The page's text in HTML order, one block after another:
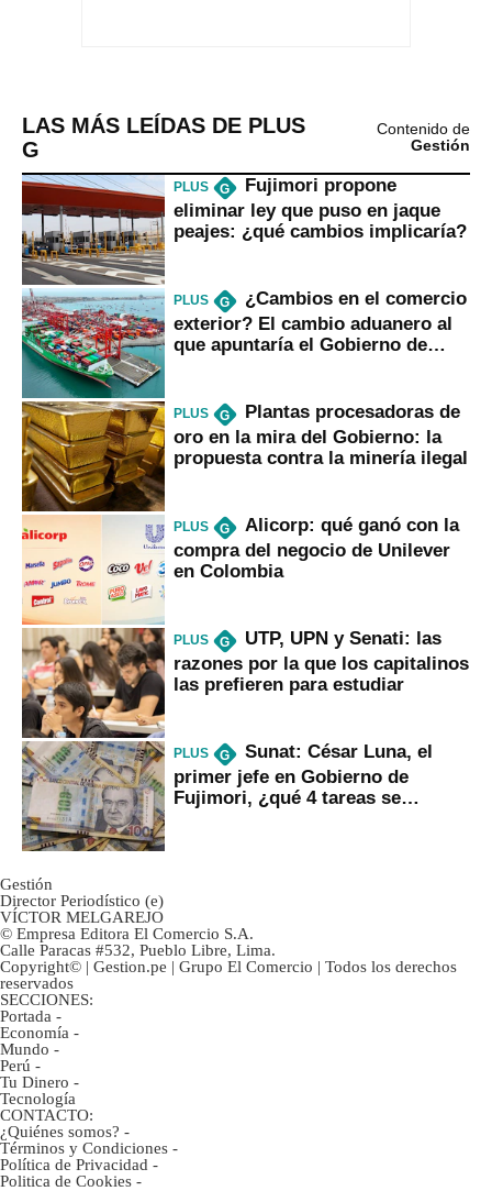
LAS MÁS LEÍDAS DE PLUS
G
Contenido de
Gestión
PLUS G
Fujimori propone
eliminar ley que puso en jaque
peajes: ¿qué cambios implicaría?
PLUS G
¿Cambios en el comercio
exterior? El cambio aduanero al
que apuntaría el Gobierno de
PLUS G
Plantas procesadoras de
oro en la mira del Gobierno: la
propuesta contra la minería ilegal
PLUS G
Alicorp: qué ganó con la
compra del negocio de Unilever
en Colombia
PLUS G
UTP, UPN y Senati: las
razones por la que los capitalinos
las prefieren para estudiar
PLUS G
Sunat: César Luna, el
primer jefe en Gobierno de
Fujimori, ¿qué 4 tareas se
Gestión
Director Periodístico (e)
VÍCTOR MELGAREJO
© Empresa Editora El Comercio S.A.
Calle Paracas #532, Pueblo Libre, Lima.
Copyright© | Gestion.pe | Grupo El Comercio | Todos los derechos
reservados
SECCIONES:
Portada -
Economía -
Mundo -
Perú -
Tu Dinero -
Tecnología
CONTACTO:
¿Quiénes somos? -
Términos y Condiciones -
Política de Privacidad -
Politica de Cookies -